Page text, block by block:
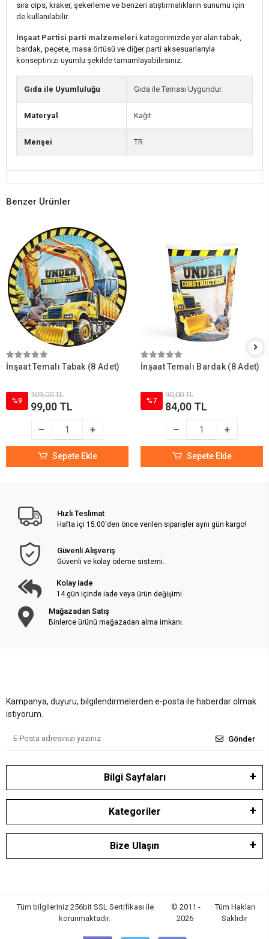
sıra cips, kraker, şekerleme ve benzeri atıştırmalıkların sunumu için
de kullanılabilir.
İnşaat Partisi parti malzemeleri kategorimizde yer alan tabak,
bardak, peçete, masa örtüsü ve diğer parti aksesuarlarıyla
konseptinizi uyumlu şekilde tamamlayabilirsiniz.
Gıda ile Uyumluluğu Gıda ile Teması Uygundur.
Materyal Kağıt
Menşei TR
Benzer Ürünler
İnşaat Temalı Tabak (8 Adet)
%9
109,00 TL
99,00 TL
Sepete Ekle
İnşaat Temalı Bardak (8 Adet)
%7
90,00 TL
84,00 TL
Sepete Ekle
Hızlı Teslimat
Hafta içi 15:00'den önce verilen siparişler aynı gün kargo!
Güvenli Alışveriş
Güvenli ve kolay ödeme sistemi.
Kolay iade
14 gün içinde iade veya ürün değişimi.
Mağazadan Satış
Binlerce ürünü mağazadan alma imkanı.
Kampanya, duyuru, bilgilendirmelerden e-posta ile haberdar olmak
istiyorum.
Gönder
Bilgi Sayfaları
Kategoriler
Bize Ulaşın
Tüm bilgileriniz 256bit SSL Sertifikası ile
korunmaktadır.
© 2011 -
2026
Tüm Hakları
Saklıdır